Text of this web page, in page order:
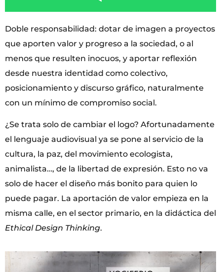
Doble responsabilidad: dotar de imagen a proyectos
que aporten valor y progreso a la sociedad, o al
menos que resulten inocuos, y aportar reflexión
desde nuestra identidad como colectivo,
posicionamiento y discurso gráfico, naturalmente
con un mínimo de compromiso social.
¿Se trata solo de cambiar el logo? Afortunadamente
el lenguaje audiovisual ya se pone al servicio de la
cultura, la paz, del movimiento ecologista,
animalista…, de la libertad de expresión. Esto no va
solo de hacer el diseño más bonito para quien lo
puede pagar. La aportación de valor empieza en la
misma calle, en el sector primario, en la didáctica del
Ethical Design Thinking.